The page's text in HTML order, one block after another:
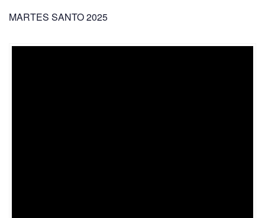
MARTES SANTO 2025